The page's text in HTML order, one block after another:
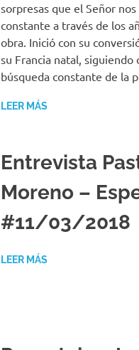
sorpresas que el Señor
constante a través de los
obra. Inició con su
su Francia natal,
búsqueda constante de la
LEER MÁS
Entrevista
Moreno –
#11/03/2018
LEER MÁS